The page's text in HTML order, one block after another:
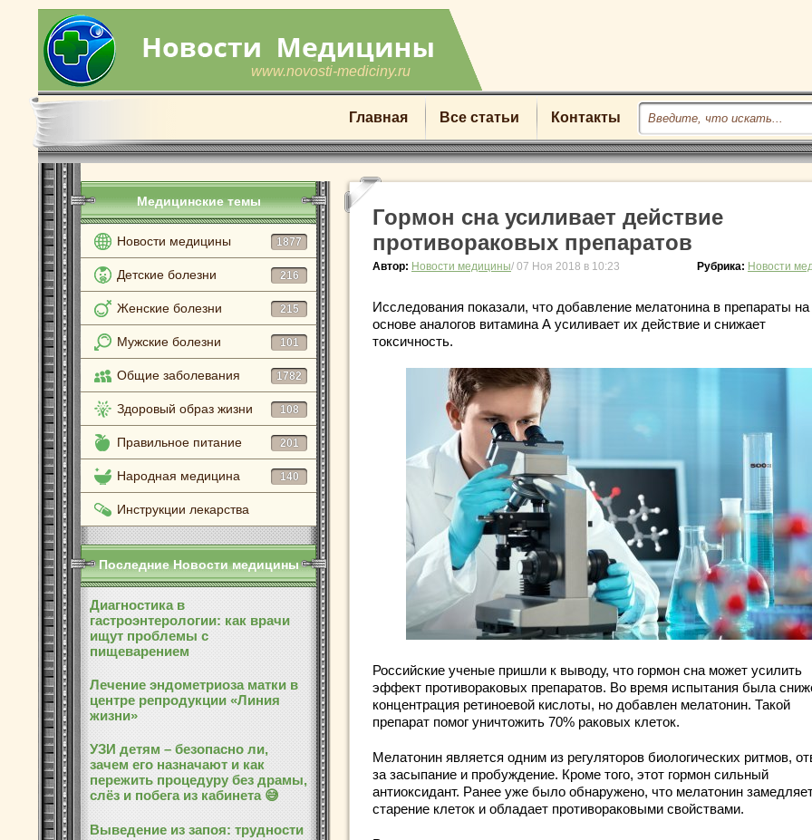
www.novosti-mediciny.ru
Главная Все статьи Контакты
Медицинские темы
Новости медицины 1877
Детские болезни 216
Женские болезни 215
Мужские болезни 101
Общие заболевания 1782
Здоровый образ жизни 108
Правильное питание 201
Народная медицина 140
Инструкции лекарства
Последние Новости медицины
Диагностика в
гастроэнтерологии: как врачи
ищут проблемы с
пищеварением
Лечение эндометриоза матки в
центре репродукции «Линия
жизни»
УЗИ детям – безопасно ли,
зачем его назначают и как
пережить процедуру без драмы,
слёз и побега из кабинета 😅
Выведение из запоя: трудности
Гормон сна усиливает действие
противораковых препаратов
Автор: Новости медицины/ 07 Ноя 2018 в 10:23 Рубрика: Новости
Исследования показали, что добавление мелатонина в препараты на
основе аналогов витамина А усиливает их действие и снижает
токсичность.
Российские ученые пришли к выводу, что гормон сна может усилить
эффект противораковых препаратов. Во время испытания была
концентрация ретиноевой кислоты, но добавлен мелатонин. Такой
препарат помог уничтожить 70% раковых клеток.
Мелатонин является одним из регуляторов биологических ритмов,
за засыпание и пробуждение. Кроме того, этот гормон сильный
антиоксидант. Ранее уже было обнаружено, что мелатонин
старение клеток и обладает противораковыми свойствами.